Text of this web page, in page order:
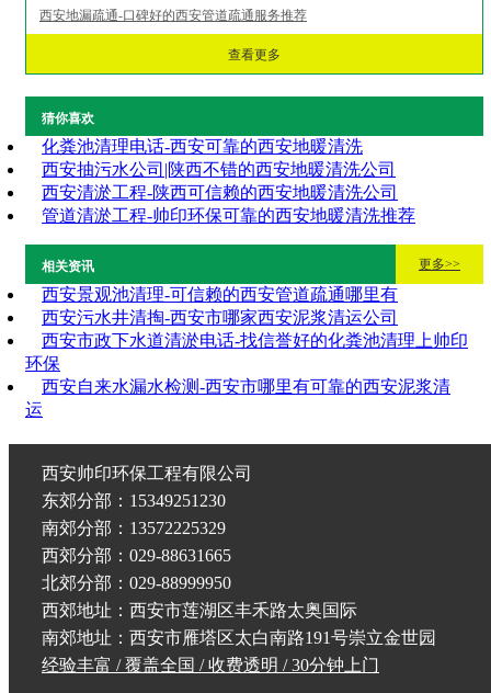
西安地漏疏通-口碑好的西安管道疏通服务推荐
查看更多
猜你喜欢
化粪池清理电话-西安可靠的西安地暖清洗
西安抽污水公司|陕西不错的西安地暖清洗公司
西安清淤工程-陕西可信赖的西安地暖清洗公司
管道清淤工程-帅印环保可靠的西安地暖清洗推荐
相关资讯 更多>>
西安景观池清理-可信赖的西安管道疏通哪里有
西安污水井清掏-西安市哪家西安泥浆清运公司
西安市政下水道清淤电话-找信誉好的化粪池清理上帅印
环保
西安自来水漏水检测-西安市哪里有可靠的西安泥浆清
运
西安帅印环保工程有限公司
东郊分部：15349251230
南郊分部：13572225329
西郊分部：029-88631665
北郊分部：029-88999950
西郊地址：西安市莲湖区丰禾路太奥国际
南郊地址：西安市雁塔区太白南路191号崇立金世园
经验丰富 / 覆盖全国 / 收费透明 / 30分钟上门